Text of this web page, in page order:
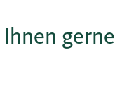
gerne